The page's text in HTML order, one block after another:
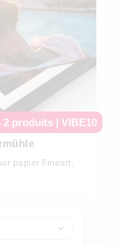
2 produits | VIBE10
papier Fineart,